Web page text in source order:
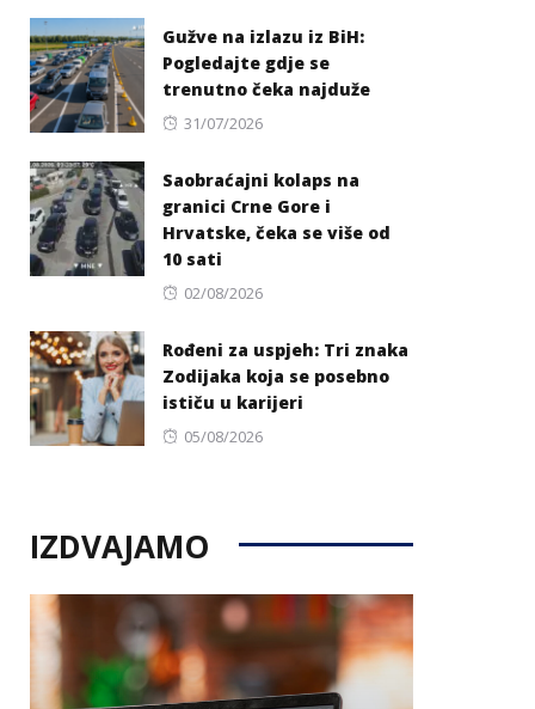
Gužve na izlazu iz BiH:
Pogledajte gdje se
trenutno čeka najduže
Posted
31/07/2026
Saobraćajni kolaps na
granici Crne Gore i
Hrvatske, čeka se više od
10 sati
Posted
02/08/2026
Rođeni za uspjeh: Tri znaka
Zodijaka koja se posebno
ističu u karijeri
Posted
05/08/2026
IZDVAJAMO